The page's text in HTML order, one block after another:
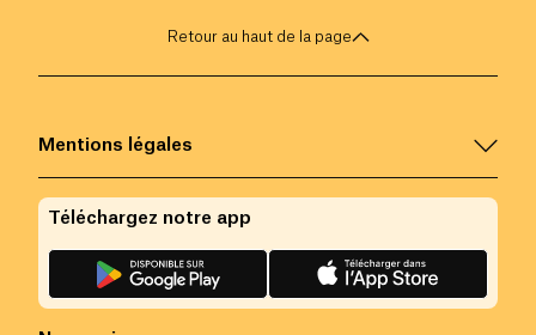
Retour au haut de la page
Mentions légales
Téléchargez notre app